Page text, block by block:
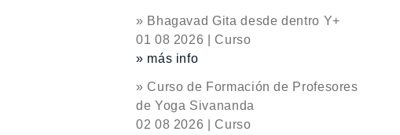
» Bhagavad Gita desde dentro Y+
01 08 2026 | Curso
» más info
» Curso de Formación de Profesores
de Yoga Sivananda
02 08 2026 | Curso